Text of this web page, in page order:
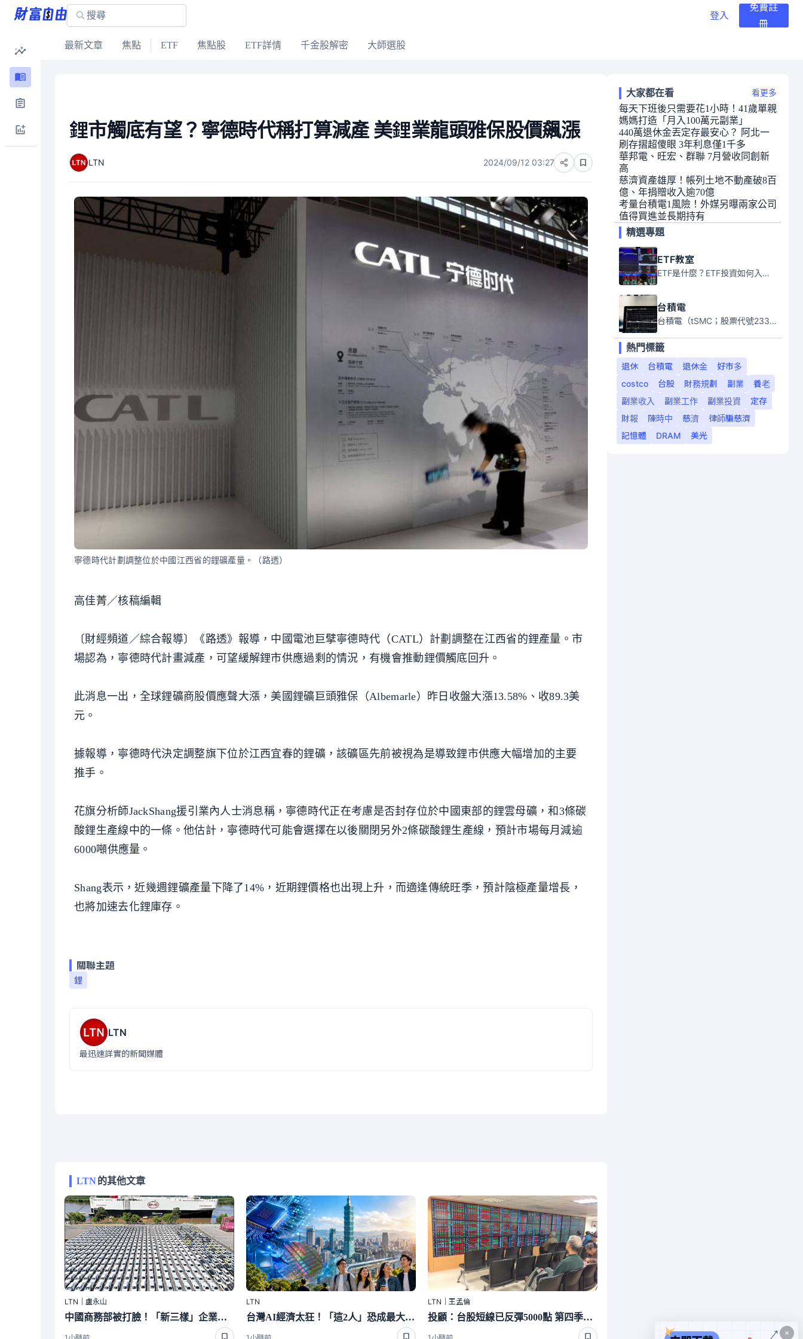
登入
免費註
冊
最新文章 焦點 ETF 焦點股 ETF詳情 千金股解密 大師選股
鋰市觸底有望？寧德時代稱打算減產 美鋰業龍頭雅保股價飆漲
LTN 2024/09/12 03:27
寧德時代計劃調整位於中國江西省的鋰礦產量。（路透）
高佳菁／核稿編輯
〔財經頻道／綜合報導〕《路透》報導，中國電池巨擘寧德時代（CATL）計劃調整在江西省的鋰產量。市
場認為，寧德時代計畫減產，可望緩解鋰市供應過剩的情況，有機會推動鋰價觸底回升。
此消息一出，全球鋰礦商股價應聲大漲，美國鋰礦巨頭雅保（Albemarle）昨日收盤大漲13.58%、收89.3美
元。
據報導，寧德時代決定調整旗下位於江西宜春的鋰礦，該礦區先前被視為是導致鋰市供應大幅增加的主要
推手。
花旗分析師JackShang援引業內人士消息稱，寧德時代正在考慮是否封存位於中國東部的鋰雲母礦，和3條碳
酸鋰生產線中的一條。他估計，寧德時代可能會選擇在以後關閉另外2條碳酸鋰生產線，預計市場每月減逾
6000噸供應量。
Shang表示，近幾週鋰礦產量下降了14%，近期鋰價格也出現上升，而適逢傳統旺季，預計陰極產量增長，
也將加速去化鋰庫存。
關聯主題
鋰
LTN
最迅速詳實的新聞媒體
LTN的其他文章
LTN｜盧永山
中國商務部被打臉！「新三樣」企業產能過剩 註銷近1.3萬家
LTN
台灣AI經濟太狂！「這2人」恐成最大變數 西媒全說了
LTN｜王孟倫
投顧：台股短線已反彈5000點 第四季逢低布局
大家都在看 看更多
每天下班後只需要花1小時！41歲單親
媽媽打造「月入100萬元副業」
440萬退休金丟定存最安心？ 阿北一
刷存摺超傻眼 3年利息僅1千多
華邦電、旺宏、群聯 7月營收同創新
高
慈濟資產雄厚！帳列土地不動產破8百
億、年捐贈收入逾70億
考量台積電1風險！外媒另曝兩家公司
值得買進並長期持有
精選專題
ETF教室
ETF是什麼？ETF投資如何入門？本系列專題文章將會告訴你新手必須知道的ETF基礎知識。
台積電
台積電（tSMC；股票代號2330）是全球領先的半導體代工公司，成立於1987年，總部位於台灣新竹。且已於美國、日本、德國及中國設廠，台積電是全球首家專業積體電路製造服務公司，也是全球最先進和最大規模的半導體代工廠。
熱門標籤
退休
台積電 退休金
好市多
costco
台股 財務規劃 副業
養老
副業收入
副業工作 副業投資
定存
財報
陳時中 慈濟
律師騙慈濟
記憶體
DRAM 美光